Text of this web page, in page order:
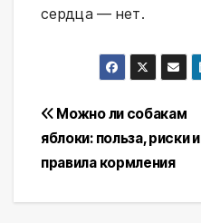
сердца — нет.
Навигация
по
записям
Можно ли собакам
яблоки: польза, риски и
правила кормления